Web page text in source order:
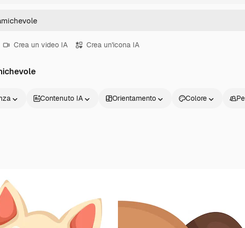
Crea un video IA Crea un'icona IA
Contenuto IA Orientamento Colore
Inizia